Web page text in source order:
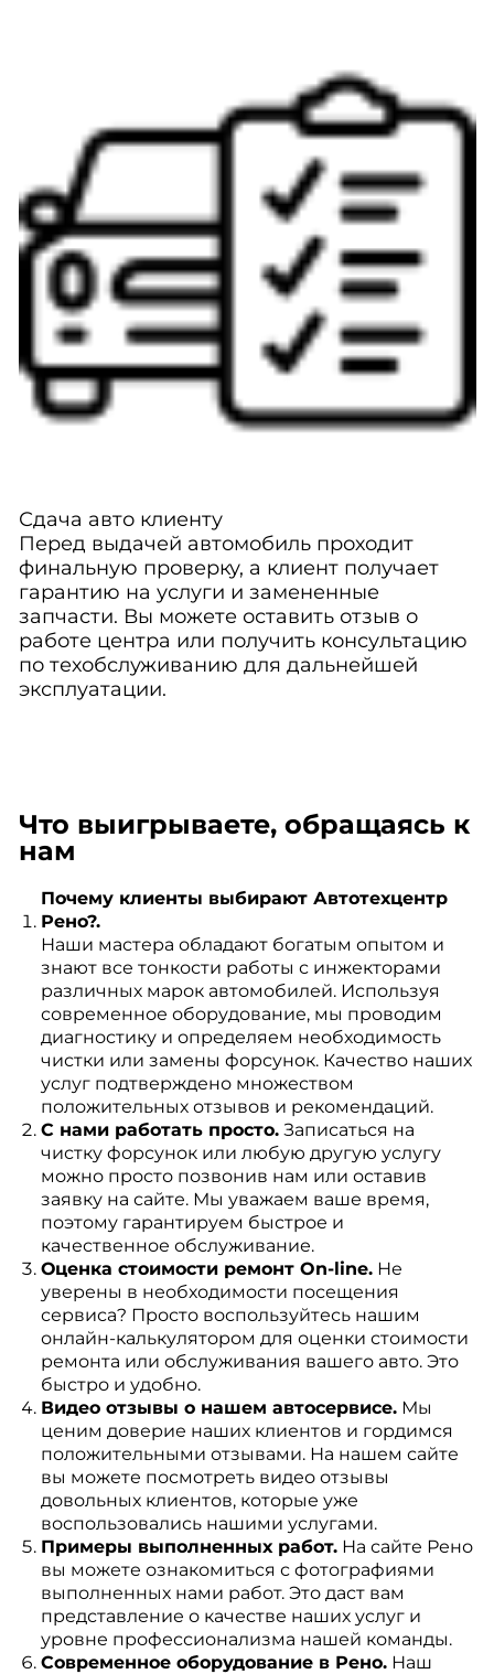
Сдача авто клиенту
Перед выдачей автомобиль проходит
финальную проверку, а клиент получает
гарантию на услуги и замененные
запчасти. Вы можете оставить отзыв о
работе центра или получить консультацию
по техобслуживанию для дальнейшей
эксплуатации.
Что выигрываете, обращаясь к
нам
Почему клиенты выбирают Автотехцентр
Рено?.
Наши мастера обладают богатым опытом и
знают все тонкости работы с инжекторами
различных марок автомобилей. Используя
современное оборудование, мы проводим
диагностику и определяем необходимость
чистки или замены форсунок. Качество наших
услуг подтверждено множеством
положительных отзывов и рекомендаций.
С нами работать просто.Записаться на
чистку форсунок или любую другую услугу
можно просто позвонив нам или оставив
заявку на сайте. Мы уважаем ваше время,
поэтому гарантируем быстрое и
качественное обслуживание.
Оценка стоимости ремонт On-line.Не
уверены в необходимости посещения
сервиса? Просто воспользуйтесь нашим
онлайн-калькулятором для оценки стоимости
ремонта или обслуживания вашего авто. Это
быстро и удобно.
Видео отзывы о нашем автосервисе.Мы
ценим доверие наших клиентов и гордимся
положительными отзывами. На нашем сайте
вы можете посмотреть видео отзывы
довольных клиентов, которые уже
воспользовались нашими услугами.
Примеры выполненных работ.На сайте Рено
вы можете ознакомиться с фотографиями
выполненных нами работ. Это даст вам
представление о качестве наших услуг и
уровне профессионализма нашей команды.
Современное оборудование в Рено.Наш